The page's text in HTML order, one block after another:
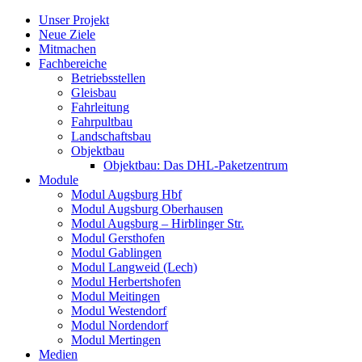
Skip
content
Unser Projekt
Neue Ziele
Mitmachen
Fachbereiche
Betriebsstellen
Gleisbau
Fahrleitung
Fahrpultbau
Landschaftsbau
Objektbau
Objektbau: Das DHL-Paketzentrum
Module
Modul Augsburg Hbf
Modul Augsburg Oberhausen
Modul Augsburg – Hirblinger Str.
Modul Gersthofen
Modul Gablingen
Modul Langweid (Lech)
Modul Herbertshofen
Modul Meitingen
Modul Westendorf
Modul Nordendorf
Modul Mertingen
Medien